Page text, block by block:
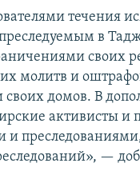
течения
в
своих
молитв и
домов. В
активисты и
и
—